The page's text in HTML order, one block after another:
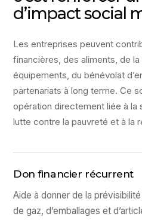
d’impact social
Les entreprises peuvent
financières, des aliments, de
équipements, du bénévolat
partenariats à long terme. Ce
opération directement liée à la
lutte contre la pauvreté et à la
Don financier récurrent
Aide à donner de la
de gaz, d’emballages et